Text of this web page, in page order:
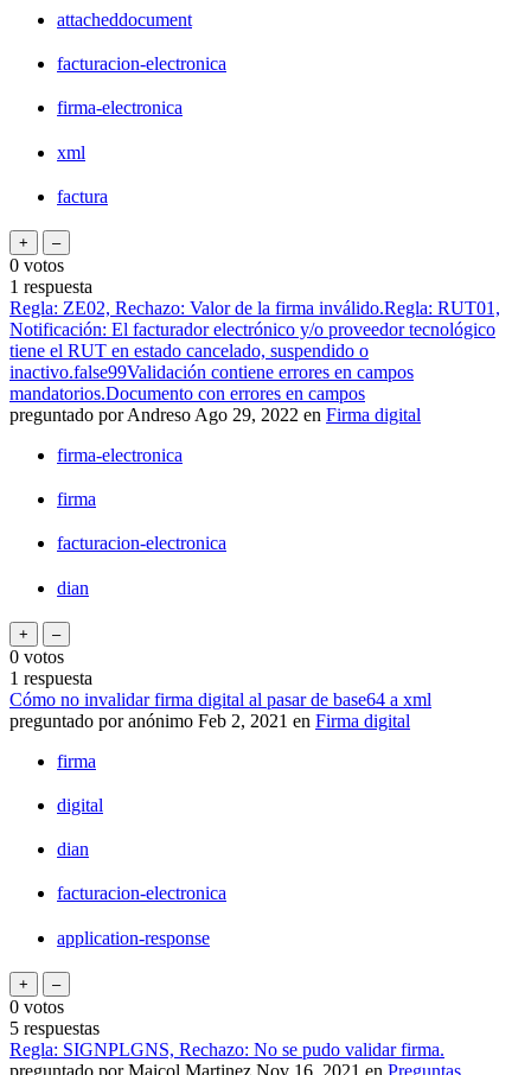
attacheddocument
facturacion-electronica
firma-electronica
xml
factura
0 votos
1 respuesta
Regla: ZE02, Rechazo: Valor de la firma inválido.Regla: RUT01,
Notificación: El facturador electrónico y/o proveedor tecnológico
tiene el RUT en estado cancelado, suspendido o
inactivo.false99Validación contiene errores en campos
mandatorios.Documento con errores en campos
preguntado porAndreso Ago 29, 2022 en Firma digital
firma-electronica
firma
facturacion-electronica
dian
0 votos
1 respuesta
Cómo no invalidar firma digital al pasar de base64 a xml
preguntado poranónimo Feb 2, 2021 en Firma digital
firma
digital
dian
facturacion-electronica
application-response
0 votos
5 respuestas
Regla: SIGNPLGNS, Rechazo: No se pudo validar firma.
preguntado porMaicol Martinez Nov 16, 2021 en Preguntas